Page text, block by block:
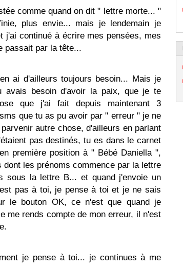
comme quand on dit " lettre morte... "
plus envie... mais je lendemain je
j'ai continué à écrire mes pensées, mes
passait par la tête...
ai d'ailleurs toujours besoin... Mais je
avais besoin d'avoir la paix, que je te
que j'ai fait depuis maintenant 3
que tu as pu avoir par " erreur " je ne
autre chose, d'ailleurs en parlant
pas destinés, tu es dans le carnet
première position à " Bébé Daniella ",
dont les prénoms commence par la lettre
sous la lettre B... et quand j'envoie un
pas à toi, je pense à toi et je ne sais
le bouton OK, ce n'est que quand je
me rends compte de mon erreur, il n'est
je pense à toi... je continues à me